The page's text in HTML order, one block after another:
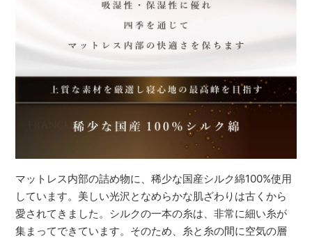
マットレス内部の詰め物に、稀少な国産シルク綿100%使用
しています。美しい光沢となめらかな肌ざわりは古くから
愛されてきました。シルクの一本の糸は、非常に細い糸が
集まってできています。そのため、糸と糸の間に空気の層